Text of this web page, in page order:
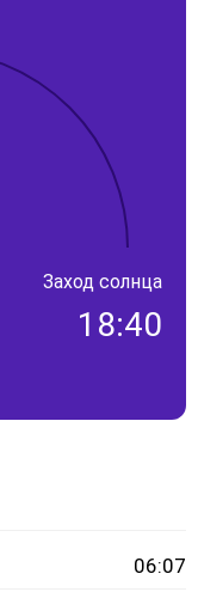
Заход солнца
18:40
06:07